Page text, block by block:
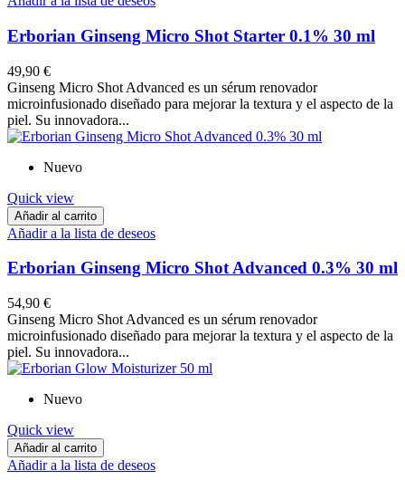
Erborian Ginseng Micro Shot Starter 0.1% 30 ml
49,90 €
Ginseng Micro Shot Advanced es un sérum renovador
microinfusionado diseñado para mejorar la textura y el aspecto de la
piel. Su innovadora...
Nuevo
Quick view
Añadir al carrito
Añadir a la lista de deseos
Erborian Ginseng Micro Shot Advanced 0.3% 30 ml
54,90 €
Ginseng Micro Shot Advanced es un sérum renovador
microinfusionado diseñado para mejorar la textura y el aspecto de la
piel. Su innovadora...
Nuevo
Quick view
Añadir al carrito
Añadir a la lista de deseos